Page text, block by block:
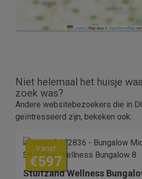
Leaflet| Map data ©OpenStreetMap
Niet helemaal het huisje
zoek was?
Andere websitebezoekers die in
geïntresseerd zijn, bekeken ook:
Vanaf
€597
Stuifzand Wellness